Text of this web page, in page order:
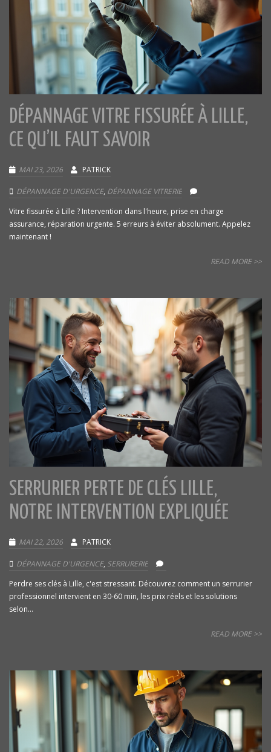
DÉPANNAGE VITRE FISSURÉE À LILLE,
CE QU’IL FAUT SAVOIR
MAI 23, 2026 PATRICK
DÉPANNAGE D'URGENCE, DÉPANNAGE VITRERIE
Vitre fissurée à Lille ? Intervention dans l'heure, prise en charge
assurance, réparation urgente. 5 erreurs à éviter absolument. Appelez
maintenant !
READ MORE >>
SERRURIER PERTE DE CLÉS LILLE,
NOTRE INTERVENTION EXPLIQUÉE
MAI 22, 2026 PATRICK
DÉPANNAGE D'URGENCE, SERRURERIE
Perdre ses clés à Lille, c'est stressant. Découvrez comment un serrurier
professionnel intervient en 30-60 min, les prix réels et les solutions
selon...
READ MORE >>